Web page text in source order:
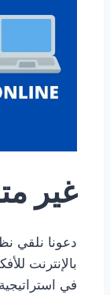
غير
دعونا نلقي
بالإنترنت
في